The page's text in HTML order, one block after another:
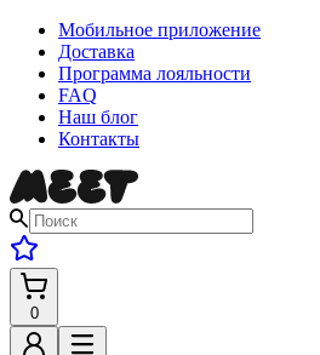
Мобильное приложение
Доставка
Программа лояльности
FAQ
Наш блог
Контакты
0